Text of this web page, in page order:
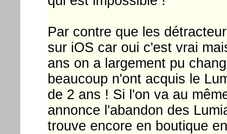
Par contre que les
sur iOS car oui c'est vrai
ans on a largement pu
beaucoup n'ont acquis le
de 2 ans ! Si l'on va au
annonce l'abandon des
trouve encore en boutique